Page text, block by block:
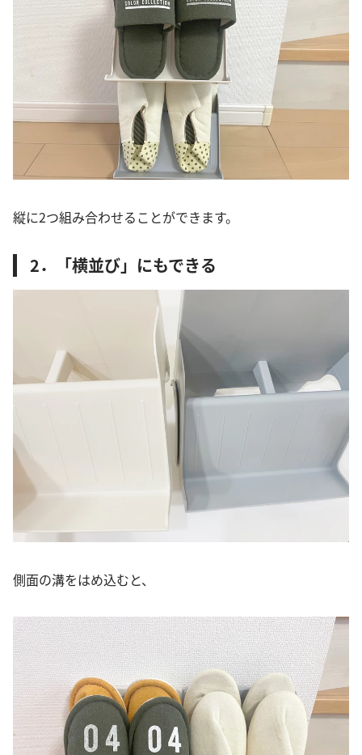
縦に2つ組み合わせることができます。
2．「横並び」にもできる
側面の溝をはめ込むと、